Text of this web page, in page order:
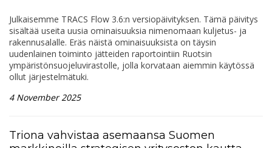
Julkaisemme TRACS Flow 3.6:n versiopäivityksen. Tämä päivitys
sisältää useita uusia ominaisuuksia nimenomaan kuljetus- ja
rakennusalalle. Eräs näistä ominaisuuksista on täysin
uudenlainen toiminto jätteiden raportointiin Ruotsin
ympäristönsuojeluvirastolle, jolla korvataan aiemmin käytössä
ollut järjestelmätuki.
4 November 2025
Triona vahvistaa asemaansa Suomen